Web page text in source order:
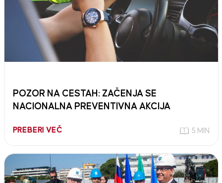
POZOR NA CESTAH: ZAČENJA SE
NACIONALNA PREVENTIVNA AKCIJA
PREBERI VEČ 5 MIN